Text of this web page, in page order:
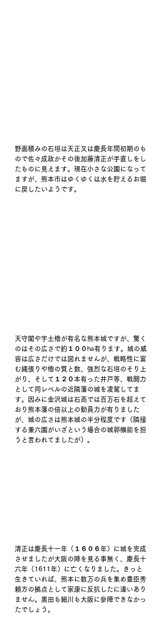
野面積みの石垣は天正又は慶長年間初期のも
ので佐々成政かその後加藤清正が手直しをし
たものに見えます。現在小さな公園になって
ますが、熊本市はゆくゆくは水を貯えるお堀
に戻したいようです。
天守閣や宇土櫓が有名な熊本城ですが、驚く
のはその広さで約１００ha有ります。城の威
容は広さだけでは図れませんが、戦略性に富
む縄張りや櫓の質と数、強烈な石垣のそり上
がり、そして１２０本有った井戸等、戦闘力
として同レベルの近隣藩の城を凌駕してま
す。因みに金沢城は石高では百万石を超えて
おり熊本藩の倍以上の動員力が有りました
が、城の広さは熊本城の半分程度です（隣接
する兼六園がいざという場合の城郭機能を担
うと言われてましたが）。
清正は慶長十一年（１６０６年）に城を完成
させましたが大阪の陣を見る事無く、慶長十
六年（1611年）に亡くなりました。きっと
生きていれば、熊本に数万の兵を集め豊臣秀
頼方の拠点として家康に反抗したに違いあり
ません。黒田も細川も大阪に参陣できなかっ
たでしょう。